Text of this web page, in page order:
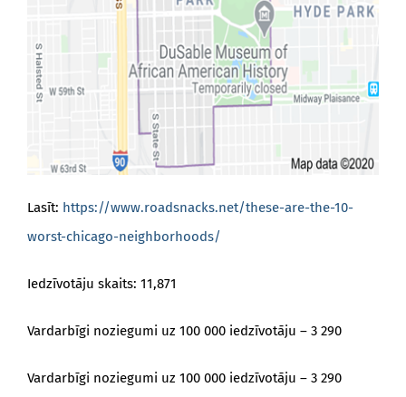
Lasīt: https://www.roadsnacks.net/these-are-the-10-
worst-chicago-neighborhoods/
Iedzīvotāju skaits: 11,871
Vardarbīgi noziegumi uz 100 000 iedzīvotāju – 3 290
Vardarbīgi noziegumi uz 100 000 iedzīvotāju – 3 290